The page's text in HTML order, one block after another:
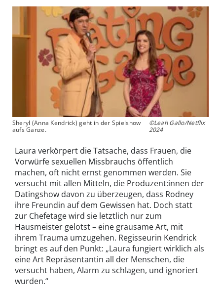
Sheryl (Anna Kendrick) geht in der Spielshow
aufs Ganze.
©Leah Gallo/Netflix
2024
Laura verkörpert die Tatsache, dass Frauen, die
Vorwürfe sexuellen Missbrauchs öffentlich
machen, oft nicht ernst genommen werden. Sie
versucht mit allen Mitteln, die Produzent:innen der
Datingshow davon zu überzeugen, dass Rodney
ihre Freundin auf dem Gewissen hat. Doch statt
zur Chefetage wird sie letztlich nur zum
Hausmeister gelotst – eine grausame Art, mit
ihrem Trauma umzugehen. Regisseurin Kendrick
bringt es auf den Punkt: „Laura fungiert wirklich als
eine Art Repräsentantin all der Menschen, die
versucht haben, Alarm zu schlagen, und ignoriert
wurden.“